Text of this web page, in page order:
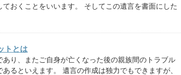
おくことをいいます。 そしてこの遺言を書面にした
トとは
り、またご自身が亡くなった後の親族間のトラブル
るといえます。 遺言の作成は独力でもできますが、